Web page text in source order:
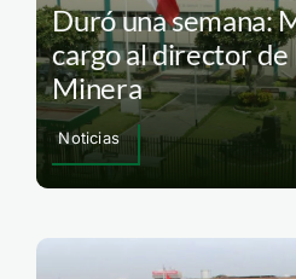
Duró una semana:
cargo al director
Minera
Noticias